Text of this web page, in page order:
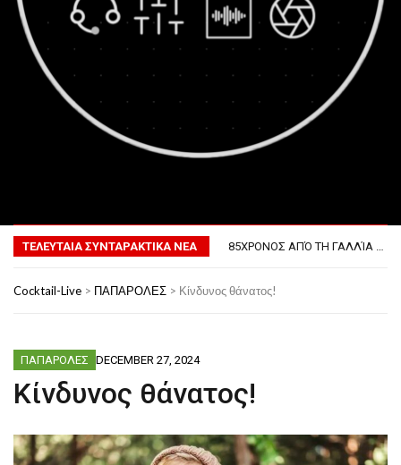
ΤΕΛΕΥΤΑΙΑ ΣΥΝΤΑΡΑΚΤΙΚΑ ΝΕΑ
ΦΟΒΕΡΆ ΔΏΡΑ ΓΙΑ ΤΟ ΕΠΌΜΕΝΟ ΔΕΚΑΉΜΕΡΟ!
85ΧΡΟΝΟΣ ΑΠΌ ΤΗ ΓΑΛΛΊΑ ΛΌΓΩ GPS ΚΑΤΈΛΗΞΕ ΣΤΗΝ… ΚΡΟΑΤΊΑ!
Cocktail-Live > ΠΑΠΑΡΟΛΕΣ > Κίνδυνος θάνατος!
ΠΑΠΑΡΟΛΕΣ DECEMBER 27, 2024
Κίνδυνος θάνατος!